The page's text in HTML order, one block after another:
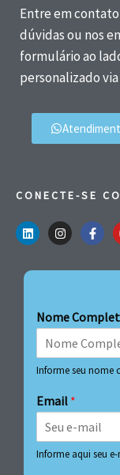
Entre em contato
dúvidas ou nos
formulário ao
personalizado
CONECTE-SE
Nome
Informe seu nome
Email *
Informe aqui seu